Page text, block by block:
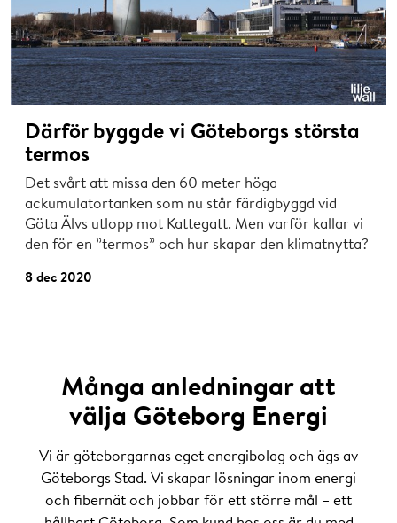
Därför byggde vi Göteborgs största
termos
Det svårt att missa den 60 meter höga
ackumulatortanken som nu står färdigbyggd vid
Göta Älvs utlopp mot Kattegatt. Men varför kallar vi
den för en ”termos” och hur skapar den klimatnytta?
8 dec 2020
Många anledningar att
välja Göteborg Energi
Vi är göteborgarnas eget energibolag och ägs av
Göteborgs Stad. Vi skapar lösningar inom energi
och fibernät och jobbar för ett större mål – ett